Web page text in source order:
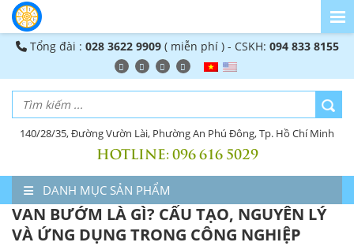
Tổng đài : 028 3622 9909( miễn phí ) - CSKH: 094 833 8155
140/28/35, Đường Vườn Lài, Phường An Phú Đông, Tp. Hồ Chí Minh
HOTLINE:096 616 5029
DANH MỤC SẢN PHẨM
VAN BƯỚM LÀ GÌ? CẤU TẠO, NGUYÊN LÝ
VÀ ỨNG DỤNG TRONG CÔNG NGHIỆP